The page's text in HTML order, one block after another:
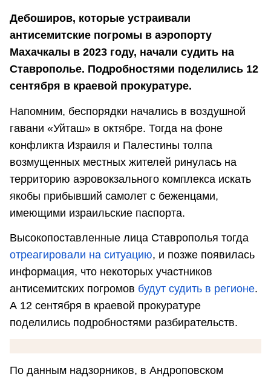
Дебоширов, которые устраивали
антисемитские погромы в аэропорту
Махачкалы в 2023 году, начали судить на
Ставрополье. Подробностями поделились 12
сентября в краевой прокуратуре.
Напомним, беспорядки начались в воздушной
гавани «Уйташ» в октябре. Тогда на фоне
конфликта Израиля и Палестины толпа
возмущенных местных жителей ринулась на
территорию аэровокзального комплекса искать
якобы прибывший самолет с беженцами,
имеющими израильские паспорта.
Высокопоставленные лица Ставрополья тогда
отреагировали на ситуацию, и позже появилась
информация, что некоторых участников
антисемитских погромов будут судить в регионе.
А 12 сентября в краевой прокуратуре
поделились подробностями разбирательств.
По данным надзорников, в Андроповском